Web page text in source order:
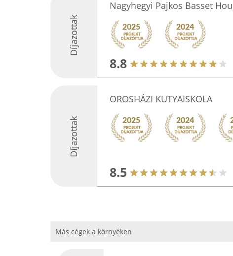
Díjazottak
Nagyhegyi Pajkos Basset
8.8
Díjazottak
OROSHÁZI KUTYAISKOLA
8.5
Más cégek a környéken